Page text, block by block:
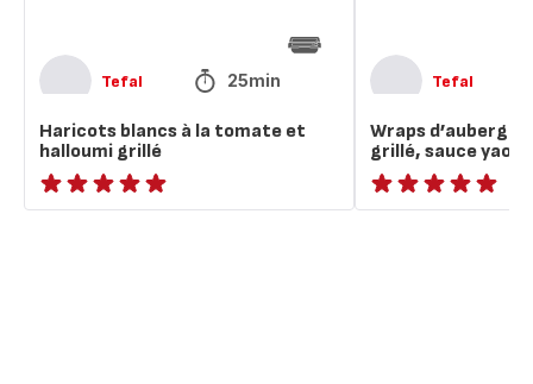
Tefal 25min
Haricots blancs à la tomate et
halloumi grillé
ratings.NaN
Tefal
Wraps
grillé, sauce
ratings.NaN